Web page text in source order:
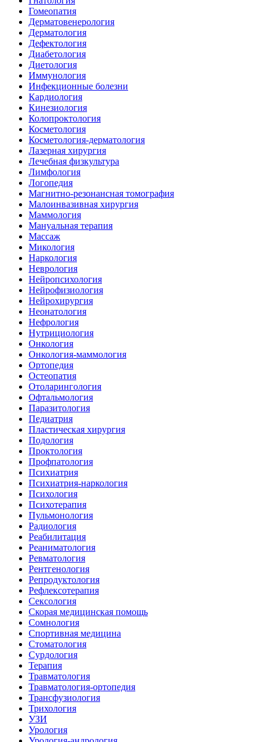
Гомеопатия
Дерматовенерология
Дерматология
Дефектология
Диабетология
Диетология
Иммунология
Инфекционные болезни
Кардиология
Кинезиология
Колопроктология
Косметология
Косметология-дерматология
Лазерная хирургия
Лечебная физкультура
Лимфология
Логопедия
Магнитно-резонансная томография
Малоинвазивная хирургия
Маммология
Мануальная терапия
Массаж
Микология
Наркология
Неврология
Нейропсихология
Нейрофизиология
Нейрохирургия
Неонатология
Нефрология
Нутрициология
Онкология
Онкология-маммология
Ортопедия
Остеопатия
Отоларингология
Офтальмология
Паразитология
Педиатрия
Пластическая хирургия
Подология
Проктология
Профпатология
Психиатрия
Психиатрия-наркология
Психология
Психотерапия
Пульмонология
Радиология
Реабилитация
Реаниматология
Ревматология
Рентгенология
Репродуктология
Рефлексотерапия
Сексология
Скорая медицинская помощь
Сомнология
Спортивная медицина
Стоматология
Сурдология
Терапия
Травматология
Травматология-ортопедия
Трансфузиология
Трихология
УЗИ
Урология